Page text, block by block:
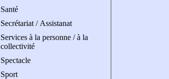
Santé
Secrétariat / Assistanat
Services à la personne / à la
collectivité
Spectacle
Sport